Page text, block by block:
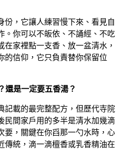
份，它讓人練習慢下來、看見自
。你可以不皈依、不誦經、不吃
家裡點一支香、放一盆清水，
的信仰，它只負責替你保留位
還是一定要五香湯？
記載的最完整配方，但歷代寺院
民間家戶用的多半是清水加幾滴
要，關鍵在你舀那一勺水時，心
傳統，滴一滴檀香或乳香精油在